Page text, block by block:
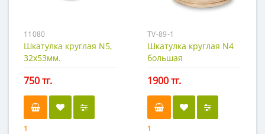
11080
Шкатулка круглая N5,
32х53мм.
750 тг.
1
TV-89-1
Шкатулка круглая N4
большая
1900 тг.
1